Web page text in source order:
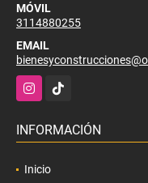
MÓVIL
3114880255
EMAIL
Instagram
TikTok
INFORMACIÓN
Inicio